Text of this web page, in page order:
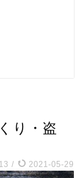
り・盗
/ 2021-05-29